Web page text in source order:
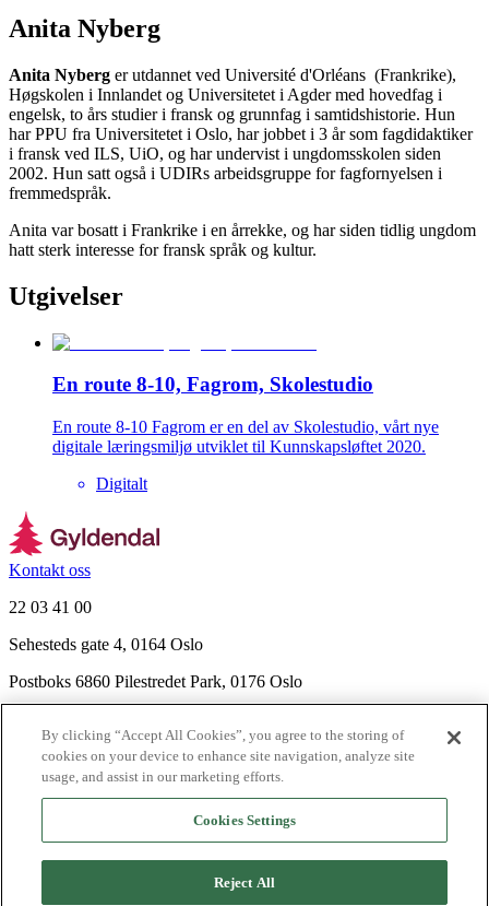
Anita Nyberg
Anita Nyberg er utdannet ved Université d'Orléans (Frankrike),
Høgskolen i Innlandet og Universitetet i Agder med hovedfag i
engelsk, to års studier i fransk og grunnfag i samtidshistorie. Hun
har PPU fra Universitetet i Oslo, har jobbet i 3 år som fagdidaktiker
i fransk ved ILS, UiO, og har undervist i ungdomsskolen siden
2002. Hun satt også i UDIRs arbeidsgruppe for fagfornyelsen i
fremmedspråk.
Anita var bosatt i Frankrike i en årrekke, og har siden tidlig ungdom
hatt sterk interesse for fransk språk og kultur.
Utgivelser
En route 8-10, Fagrom, Skolestudio
En route 8-10 Fagrom er en del av Skolestudio, vårt nye
digitale læringsmiljø utviklet til Kunnskapsløftet 2020.
Digitalt
Kontakt oss
22 03 41 00
Sehesteds gate 4, 0164 Oslo
Postboks 6860 Pilestredet Park, 0176 Oslo
Nyhetsbrev
Ledige stillinger
Send inn manus
By clicking “Accept All Cookies”, you agree to the storing of
cookies on your device to enhance site navigation, analyze site
usage, and assist in our marketing efforts.
Cookies Settings
Reject All